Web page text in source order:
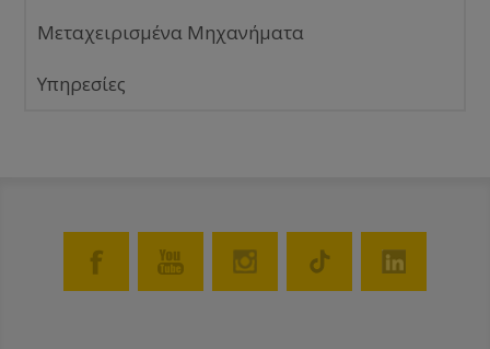
Μεταχειρισμένα Μηχανήματα
Υπηρεσίες